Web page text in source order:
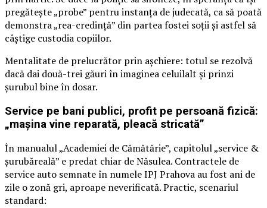
pregătește „probe” pentru instanța de judecată, ca să poată
demonstra „rea-credință” din partea fostei soții și astfel să
câștige custodia copiilor.
Mentalitate de prelucrător prin așchiere: totul se rezolvă
dacă dai două-trei găuri în imaginea celuilalt și prinzi
șurubul bine în dosar.
Service pe bani publici, profit pe persoană fizică:
„mașina vine reparată, pleacă stricată”
În manualul „Academiei de Cămătărie”, capitolul „service &
șurubăreală” e predat chiar de Năsulea. Contractele de
service auto semnate în numele IPJ Prahova au fost ani de
zile o zonă gri, aproape neverificată. Practic, scenariul
standard: